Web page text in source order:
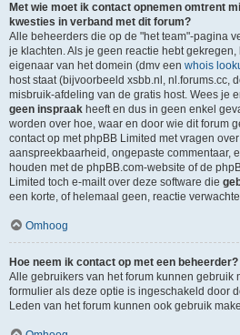
Met wie moet ik contact opnemen omtrent
kwesties in verband met dit forum?
Alle beheerders die op de "het team"-pagina
je klachten. Als je geen reactie hebt
eigenaar van het domein (dmv een whois
host staat (bijvoorbeeld xsbb.nl, nl.forums.cc,
misbruik-afdeling van de gratis host. Wees je
geen inspraak heeft en dus in geen enkel
worden over hoe, waar en door wie dit forum
contact op met phpBB Limited met vragen
aanspreekbaarheid, ongepaste commentaar,
houden met de phpBB.com-website of de
Limited toch e-mailt over deze software die
een korte, of helemaal geen, reactie
Omhoog
Hoe neem ik contact op met een beheerder?
Alle gebruikers van het forum kunnen gebruik
formulier als deze optie is ingeschakeld door
Leden van het forum kunnen ook gebruik